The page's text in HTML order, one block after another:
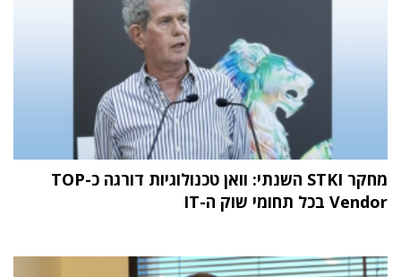
מחקר STKI השנתי: וואן טכנולוגיות דורגה כ-TOP
Vendor בכל תחומי שוק ה-IT